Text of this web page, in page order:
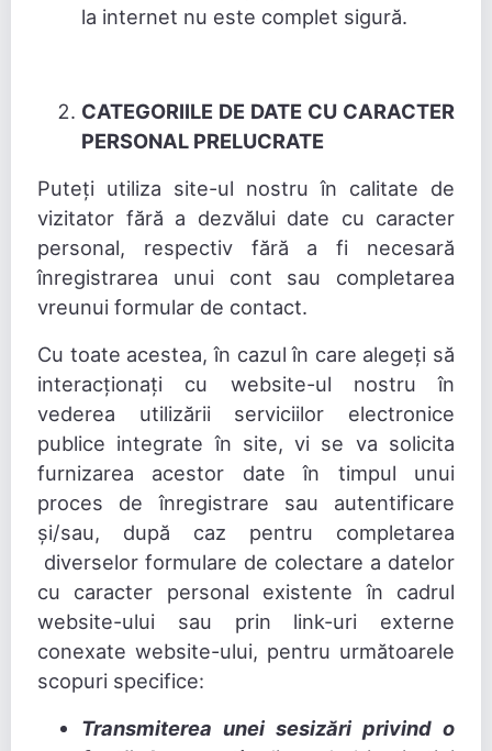
la internet nu este complet sigură.
CATEGORIILE DE DATE CU CARACTER
PERSONAL PRELUCRATE
Puteți utiliza site-ul nostru în calitate de
vizitator fără a dezvălui date cu caracter
personal, respectiv fără a fi necesară
înregistrarea unui cont sau completarea
vreunui formular de contact.
Cu toate acestea, în cazul în care alegeți să
interacționați cu website-ul nostru în
vederea utilizării serviciilor electronice
publice integrate în site, vi se va solicita
furnizarea acestor date în timpul unui
proces de înregistrare sau autentificare
și/sau, după caz pentru completarea
diverselor formulare de colectare a datelor
cu caracter personal existente în cadrul
website-ului sau prin link-uri externe
conexate website-ului, pentru următoarele
scopuri specifice:
Transmiterea unei sesizări privind o